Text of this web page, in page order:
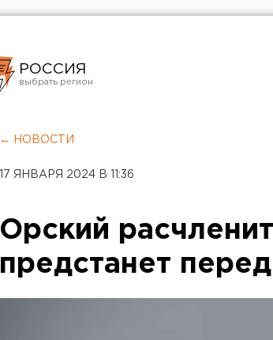
РОССИЯ
Челябинск
← НОВОСТИ
17 ЯНВАРЯ 2024 В 11:36
Орский
предстанет